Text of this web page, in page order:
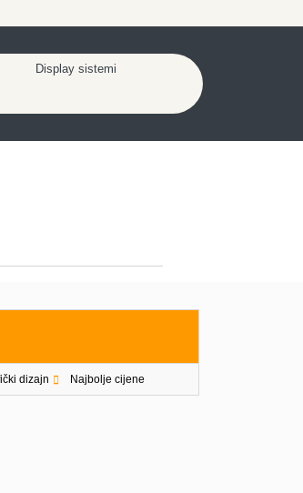
Display sistemi
dizajn Najbolje cijene